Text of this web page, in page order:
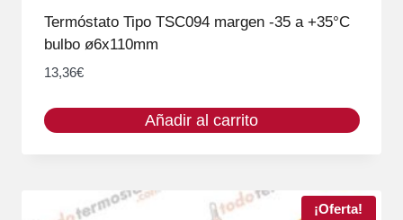
Termóstato Tipo TSC094 margen -35 a +35°C
bulbo ø6x110mm
13,36€
Añadir al carrito
¡Oferta!